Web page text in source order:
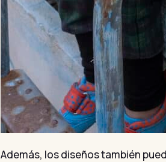
Además, los diseños también